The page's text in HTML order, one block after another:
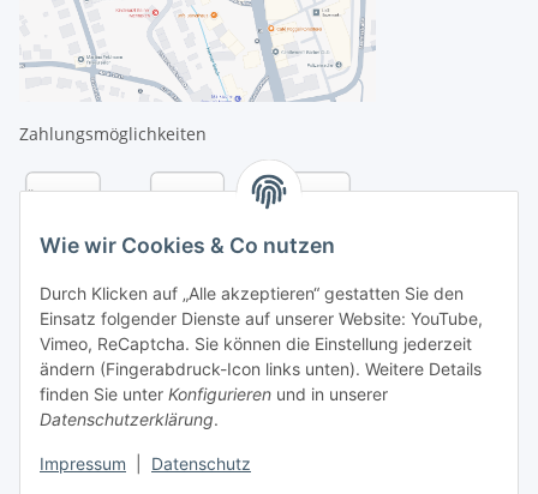
Wie wir Cookies & Co nutzen
Durch Klicken auf „Alle akzeptieren“ gestatten Sie den
Einsatz folgender Dienste auf unserer Website: YouTube,
Vimeo, ReCaptcha. Sie können die Einstellung jederzeit
ändern (Fingerabdruck-Icon links unten). Weitere Details
finden Sie unter Konfigurieren und in unserer
Datenschutzerklärung.
Impressum Datenschutz
Zahlungsmöglichkeiten